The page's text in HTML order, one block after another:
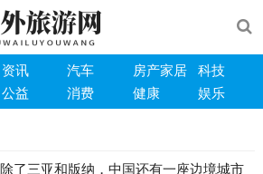
资讯 汽车 房产家居
科技
公益 消费 健康 娱乐
除了三亚和版纳，中国还有一座边境城市